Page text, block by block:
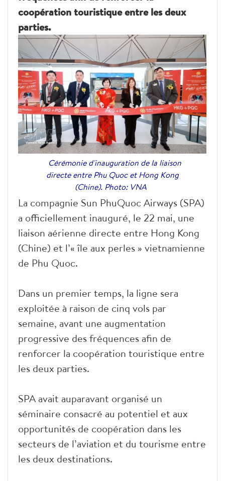
coopération touristique entre les deux
parties.
Cérémonie d'inauguration de la liaison
directe entre Phu Quoc et Hong Kong
(Chine). Photo: VNA
La compagnie Sun PhuQuoc Airways (SPA)
a officiellement inauguré, le 22 mai, une
liaison aérienne directe entre Hong Kong
(Chine) et l’« île aux perles » vietnamienne
de Phu Quoc.
Dans un premier temps, la ligne sera
exploitée à raison de cinq vols par
semaine, avant une augmentation
progressive des fréquences afin de
renforcer la coopération touristique entre
les deux parties.
SPA avait auparavant organisé un
séminaire consacré au potentiel et aux
opportunités de coopération dans les
secteurs de l’aviation et du tourisme entre
les deux destinations.